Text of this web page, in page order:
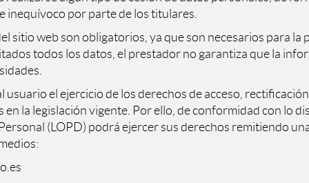
inequívoco por parte de los titulares.
sitio web son obligatorios, ya que son necesarios para
todos los datos, el prestador no garantiza que la
el ejercicio de los derechos de acceso,
la legislación vigente. Por ello, de conformidad con lo
(LOPD) podrá ejercer sus derechos remitiendo